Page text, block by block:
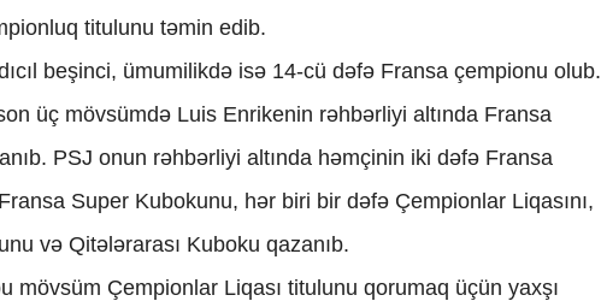
titulunu təmin edib.
beşinci, ümumilikdə isə 14-cü dəfə Fransa çempionu olub.
üç mövsümdə Luis Enrikenin rəhbərliyi altında Fransa
PSJ onun rəhbərliyi altında həmçinin iki dəfə Fransa
Super Kubokunu, hər biri bir dəfə Çempionlar Liqasını,
və Qitələrarası Kuboku qazanıb.
mövsüm Çempionlar Liqası titulunu qorumaq üçün yaxşı